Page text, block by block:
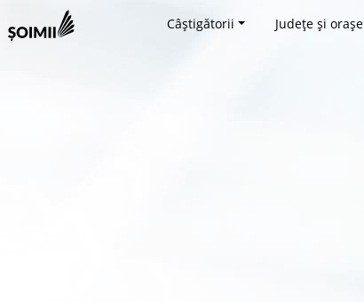
Câștigătorii Județe și orașe